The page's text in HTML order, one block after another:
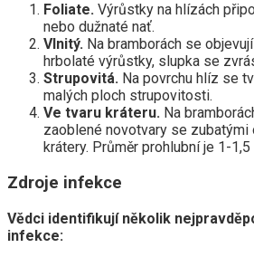
Foliate. Výrůstky na hlízách
nebo dužnaté nať.
Vlnitý. Na bramborách se
hrbolaté výrůstky, slupka se
Strupovitá. Na povrchu hlíz se
malých ploch strupovitosti.
Ve tvaru kráteru. Na
zaoblené novotvary se zubatými
krátery. Průměr prohlubní je 1-1,5
Zdroje infekce
Vědci identifikují několik
infekce: